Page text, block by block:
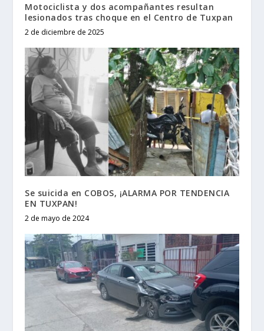
Motociclista y dos acompañantes resultan
lesionados tras choque en el Centro de Tuxpan
2 de diciembre de 2025
Se suicida en COBOS, ¡ALARMA POR TENDENCIA
EN TUXPAN!
2 de mayo de 2024